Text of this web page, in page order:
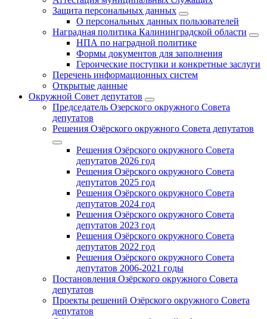
Защита персональных данных
О персональных данных пользователей
Наградная политика Калининградской области
НПА по наградной политике
Формы документов для заполнения
Героические поступки и конкретные заслуги
Перечень информационных систем
Открытые данные
Окружной Совет депутатов
Председатель Озерского окружного Совета
депутатов
Решения Озёрского окружного Совета депутатов
Решения Озёрского окружного Совета
депутатов 2026 год
Решения Озёрского окружного Совета
депутатов 2025 год
Решения Озёрского окружного Совета
депутатов 2024 год
Решения Озёрского окружного Совета
депутатов 2023 год
Решения Озёрского окружного Совета
депутатов 2022 год
Решения Озёрского окружного Совета
депутатов 2006-2021 годы
Постановления Озёрского окружного Совета
депутатов
Проекты решений Озёрского окружного Совета
депутатов